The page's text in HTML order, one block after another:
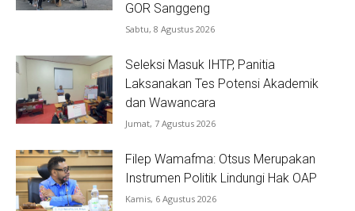
GOR Sanggeng
Sabtu, 8 Agustus 2026
Seleksi Masuk IHTP, Panitia
Laksanakan Tes Potensi Akademik
dan Wawancara
Jumat, 7 Agustus 2026
Filep Wamafma: Otsus Merupakan
Instrumen Politik Lindungi Hak OAP
Kamis, 6 Agustus 2026